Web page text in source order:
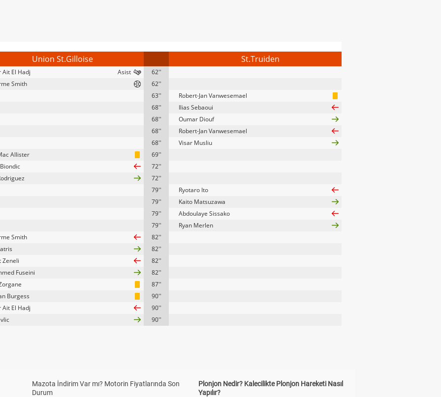
Union St.Gilloise St.Truiden
Ait El Hadj
62''
Smith
62''
63''
Robert-Jan Vanwesemael
68''
Ilias Sebaoui
68''
Oumar Diouf
68''
Robert-Jan Vanwesemael
68''
Visar Musliu
Allister
69''
72''
72''
79''
Ryotaro Ito
79''
Kaito Matsuzawa
79''
Abdoulaye Sissako
79''
Ryan Merlen
Smith
82''
82''
Zeneli
82''
Fuseini
82''
87''
Burgess
90''
Ait El Hadj
90''
90''
Mazota İndirim Var mı? Motorin Fiyatlarında Son
Durum
Plonjon Nedir? Kalecilikte Plonjon Hareketi Nasıl
Yapılır?